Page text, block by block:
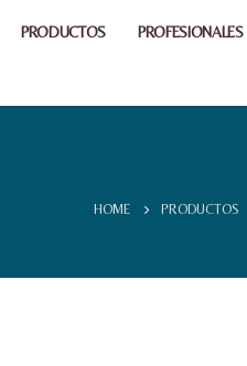
PRODUCTOS PROFESIONALES
HOME PRODUCTOS